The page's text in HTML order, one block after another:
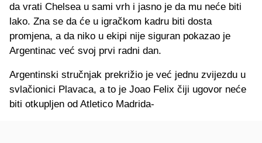
da vrati Chelsea u sami vrh i jasno je da mu neće biti
lako. Zna se da će u igračkom kadru biti dosta
promjena, a da niko u ekipi nije siguran pokazao je
Argentinac već svoj prvi radni dan.
Argentinski stručnjak prekrižio je već jednu zvijezdu u
svlačionici Plavaca, a to je Joao Felix čiji ugovor neće
biti otkupljen od Atletico Madrida-